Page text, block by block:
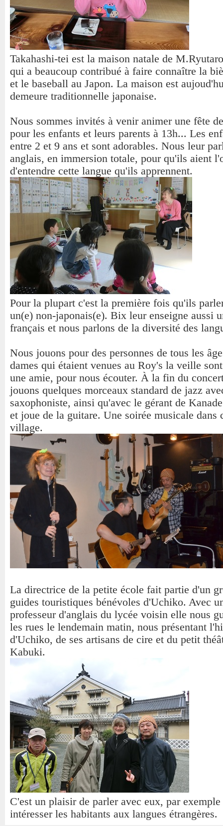
Takahashi-tei est la maison natale de
qui a beaucoup contribué à faire connaître la
et le baseball au Japon. La maison est
demeure traditionnelle japonaise.
Nous sommes invités à venir animer une fête
pour les enfants et leurs parents à 13h... Les
entre 2 et 9 ans et sont adorables. Nous leur
anglais, en immersion totale, pour qu'ils aient
d'entendre cette langue qu'ils apprennent.
Pour la plupart c'est la première fois qu'ils
un(e) non-japonais(e). Bix leur enseigne aussi
français et nous parlons de la diversité des
Nous jouons pour des personnes de tous les
dames qui étaient venues au Roy's la veille
une amie, pour nous écouter. À la fin du
jouons quelques morceaux standard de jazz
saxophoniste, ainsi qu'avec le gérant de
et joue de la guitare. Une soirée musicale dans
village.
La directrice de la petite école fait partie d'un
guides touristiques bénévoles d'Uchiko. Avec
professeur d'anglais du lycée voisin elle nous
les rues le lendemain matin, nous présentant
d'Uchiko, de ses artisans de cire et du petit
Kabuki.
C'est un plaisir de parler avec eux, par
intéresser les habitants aux langues étrangères.